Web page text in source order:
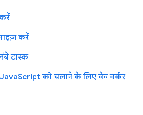
करें
टास्क
JavaScript को चलाने के लिए वेब वर्कर